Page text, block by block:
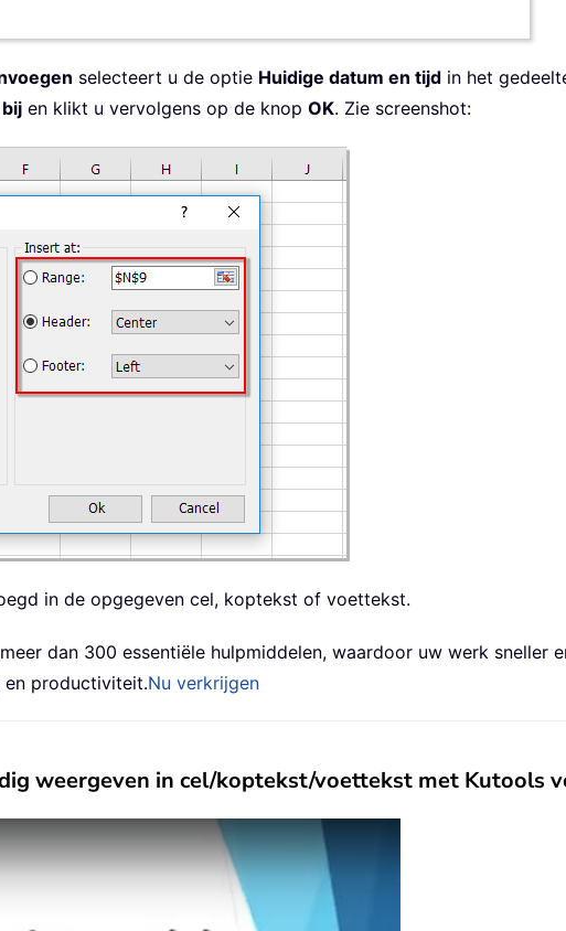
selecteert u de optie Huidige datum en tijd in het
en klikt u vervolgens op de knop OK. Zie screenshot:
in de opgegeven cel, koptekst of voettekst.
dan 300 essentiële hulpmiddelen, waardoor uw werk sneller
en productiviteit.Nu verkrijgen
weergeven in cel/koptekst/voettekst met Kutools